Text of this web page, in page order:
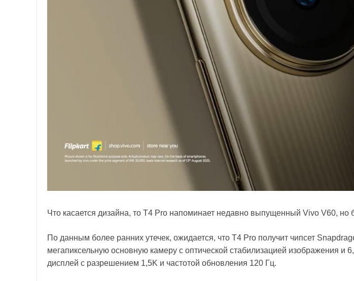
Что касается дизайна, то T4 Pro напоминает недавно выпущенный Vivo V60, но
По данным более ранних утечек, ожидается, что T4 Pro получит чипсет
мегапиксельную основную камеру с оптической стабилизацией изображения и
дисплей с разрешением 1,5K и частотой обновления 120 Гц.